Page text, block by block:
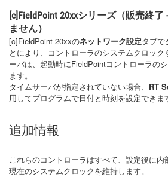
[c]FieldPoint 20xxシリーズ（販売終了
ません）
[c]FieldPoint 20xxのネットワーク設定タブで
とにより、コントローラのシステムクロッ
ーバは、起動時にFieldPointコントローラの
ます。
タイムサーバが指定されていない場合、 RT
用してプログラムで日付と時刻を設定できま
追加情報
これらのコントローラはすべて、設定後に
現在のシステムクロックを維持します。